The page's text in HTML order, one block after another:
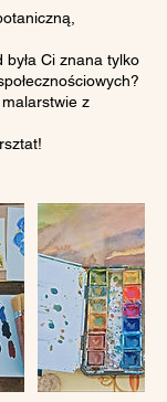
Ci znana tylko
z